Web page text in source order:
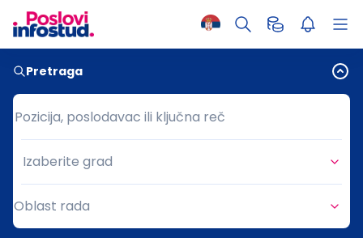
Pretraga
Pozicija, poslodavac ili ključna reč
Pozicija, poslodavac ili ključna reč
Grad
Izaberite grad
Oblast rada